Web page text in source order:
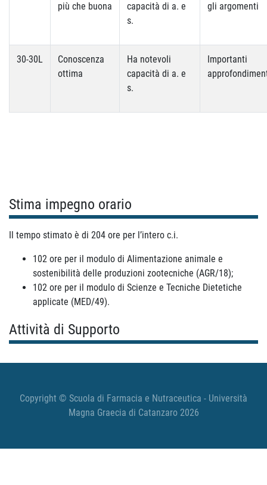
più che buona
capacità di a. e
s.
gli argomenti
30-30L
Conoscenza
ottima
Ha notevoli
capacità di a. e
s.
Importanti
Stima impegno orario
Il tempo stimato è di 204 ore per l’intero c.i.
102 ore per il modulo di Alimentazione animale e
sostenibilità delle produzioni zootecniche (AGR/18);
102 ore per il modulo di Scienze e Tecniche Dietetiche
applicate (MED/49).
Attività di Supporto
Copyright © Scuola di Farmacia e Nutraceutica - Università
Magna Graecia di Catanzaro 2026